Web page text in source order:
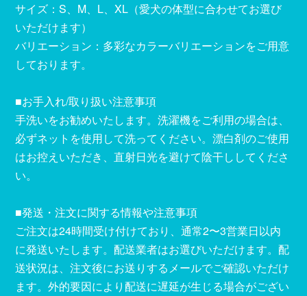
サイズ：S、M、L、XL（愛犬の体型に合わせてお選び
いただけます）
バリエーション：多彩なカラーバリエーションをご用意
しております。
■お手入れ/取り扱い注意事項
手洗いをお勧めいたします。洗濯機をご利用の場合は、
必ずネットを使用して洗ってください。漂白剤のご使用
はお控えいただき、直射日光を避けて陰干ししてくださ
い。
■発送・注文に関する情報や注意事項
ご注文は24時間受け付けており、通常2〜3営業日以内
に発送いたします。配送業者はお選びいただけます。配
送状況は、注文後にお送りするメールでご確認いただけ
ます。外的要因により配送に遅延が生じる場合がござい